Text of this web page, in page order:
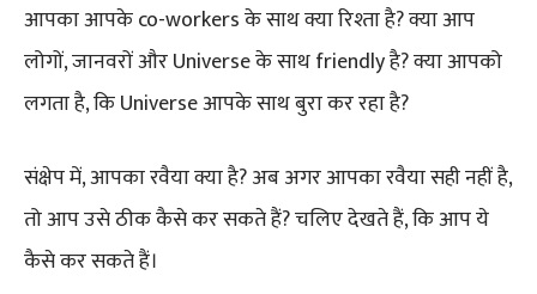
आपका आपके co-workers के साथ क्या रिश्ता है? क्या आप
लोगों, जानवरों और Universe के साथ friendly है? क्या आपको
लगता है, कि Universe आपके साथ बुरा कर रहा है?
संक्षेप में, आपका रवैया क्या है? अब अगर आपका रवैया सही नहीं है,
तो आप उसे ठीक कैसे कर सकते हैं? चलिए देखते हैं, कि आप ये
कैसे कर सकते हैं।